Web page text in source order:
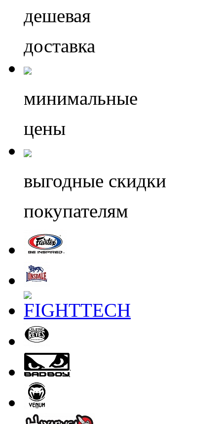
дешевая
доставка
минимальные
цены
выгодные скидки
покупателям